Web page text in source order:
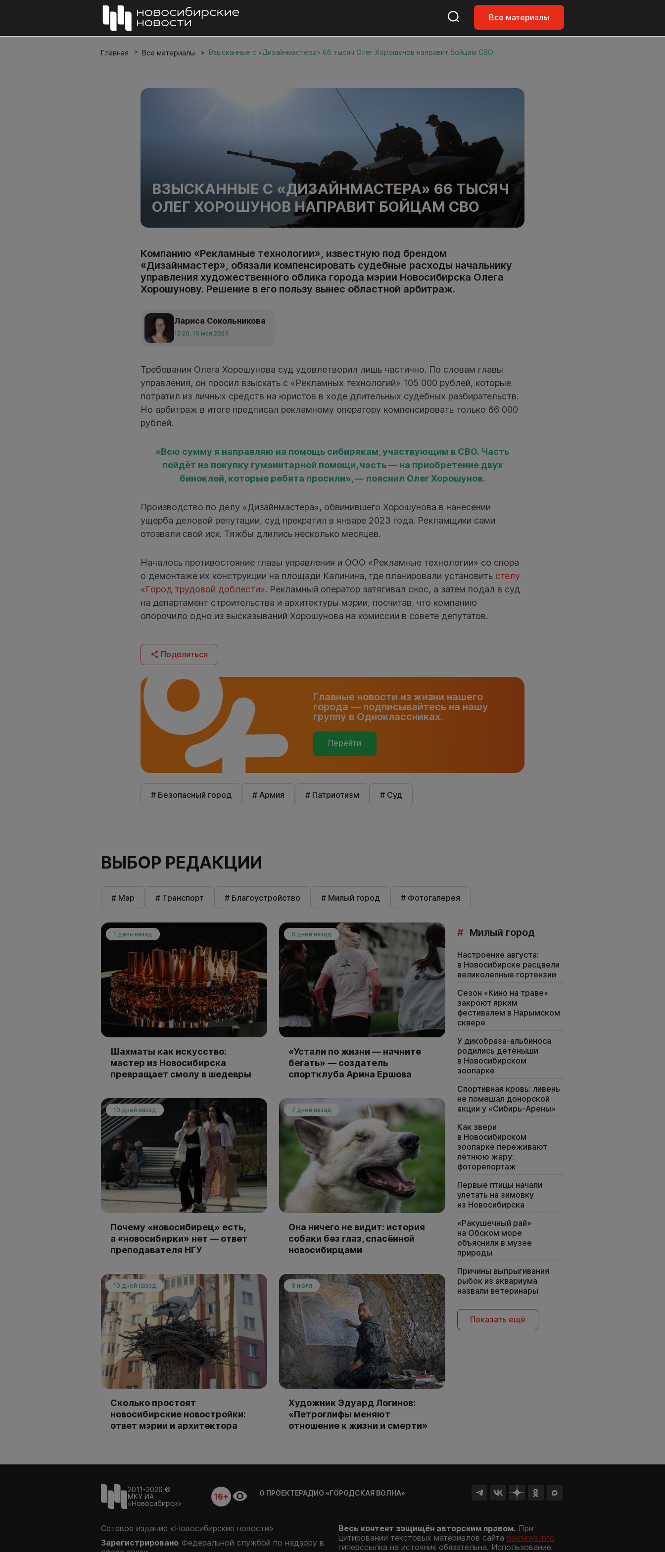
Все материалы
Главная Все материалы Взысканные с «Дизайнмастера» 66 тысяч Олег Хорошунов направит бойцам СВО
ВЗЫСКАННЫЕ С «ДИЗАЙНМАСТЕРА» 66 ТЫСЯЧ
ОЛЕГ ХОРОШУНОВ НАПРАВИТ БОЙЦАМ СВО
Компанию «Рекламные технологии», известную под брендом
«Дизайнмастер», обязали компенсировать судебные расходы начальнику
управления художественного облика города мэрии Новосибирска Олега
Хорошунову. Решение в его пользу вынес областной арбитраж.
Лариса Сокольникова
12:20, 16 мая 2023
Требования Олега Хорошунова суд удовлетворил лишь частично. По словам главы
управления, он просил взыскать с «Рекламных технологий» 105 000 рублей, которые
потратил из личных средств на юристов в ходе длительных судебных разбирательств.
Но арбитраж в итоге предписал рекламному оператору компенсировать только 66 000
рублей.
«Всю сумму я направляю на помощь сибирякам, участвующим в СВО. Часть
пойдёт на покупку гуманитарной помощи, часть — на приобретение двух
биноклей, которые ребята просили», — пояснил Олег Хорошунов.
Производство по делу «Дизайнмастера», обвинившего Хорошунова в нанесении
ущерба деловой репутации, суд прекратил в январе 2023 года. Рекламщики сами
отозвали свой иск. Тяжбы длились несколько месяцев.
Началось противостояние главы управления и ООО «Рекламные технологии» со спора
о демонтаже их конструкции на площади Калинина, где планировали установить стелу
«Город трудовой доблести». Рекламный оператор затягивал снос, а затем подал в суд
на департамент строительства и архитектуры мэрии, посчитав, что компанию
опорочило одно из высказываний Хорошунова на комиссии в совете депутатов.
Поделиться
Главные новости из жизни нашего
города — подписывайтесь на нашу
группу в Одноклассниках.
Перейти
# Безопасный город # Армия # Патриотизм # Суд
ВЫБОР РЕДАКЦИИ
# Мэр # Транспорт # Благоустройство # Милый город # Фотогалерея
1 день назад
Шахматы как искусство:
мастер из Новосибирска
превращает смолу в шедевры
6 дней назад
«Устали по жизни — начните
бегать» — создатель
спортклуба Арина Ершова
10 дней назад
Почему «новосибирец» есть,
а «новосибирки» нет — ответ
преподавателя НГУ
7 дней назад
Она ничего не видит: история
собаки без глаз, спасённой
новосибирцами
10 дней назад
Сколько простоят
новосибирские новостройки:
ответ мэрии и архитектора
8 июля
Художник Эдуард Логинов:
«Петроглифы меняют
отношение к жизни и смерти»
# Милый город
Настроение августа:
в Новосибирске расцвели
великолепные гортензии
Сезон «Кино на траве»
закроют ярким
фестивалем в Нарымском
сквере
У дикобраза-альбиноса
родились детёныши
в Новосибирском
зоопарке
Спортивная кровь: ливень
не помешал донорской
акции у «Сибирь-Арены»
Как звери
в Новосибирском
зоопарке переживают
летнюю жару:
фоторепортаж
Первые птицы начали
улетать на зимовку
из Новосибирска
«Ракушечный рай»
на Обском море
объяснили в музее
природы
Причины выпрыгивания
рыбок из аквариума
назвали ветеринары
Показать ещё
2011-2026 ©
МКУ ИА
«Новосибирск»
16+ О ПРОЕКТЕРАДИО «ГОРОДСКАЯ ВОЛНА»
Сетевое издание «Новосибирские новости»
Зарегистрировано Федеральной службой по надзору в
Весь контент защищён авторским правом. При
цитировании текстовых материалов сайта nsknews.info
гиперссылка на источник обязательна. Использование